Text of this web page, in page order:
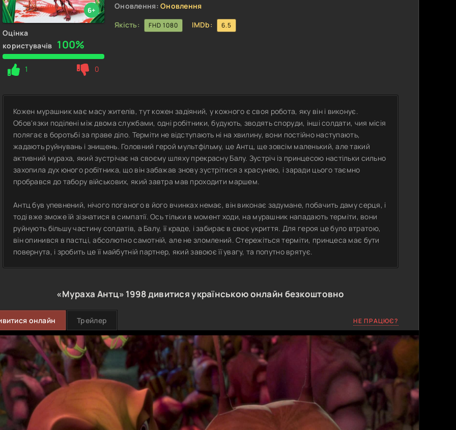
6+
Оцінка
користувачів 100%
1 0
Оновлення: Оновлення
Якість:
FHD 1080 IMDb: 6.5
Кожен мурашник має масу жителів, тут кожен задіяний, у кожного є своя робота, яку він і виконує.
Обов'язки поділені між двома службами, одні робітники, будують, зводять споруди, інші солдати, чия місія
полягає в боротьбі за праве діло. Терміти не відступають ні на хвилину, вони постійно наступають,
жадають руйнувань і знищень. Головний герой мультфільму, це Антц, ще зовсім маленький, але такий
активний мураха, який зустрічає на своєму шляху прекрасну Балу. Зустріч із принцесою настільки сильно
захопила дух юного робітника, що він забажав знову зустрітися з красунею, і заради цього таємно
пробрався до табору військових, який завтра мав проходити маршем.
Антц був упевнений, нічого поганого в його вчинках немає, він виконає задумане, побачить даму серця, і
тоді вже зможе їй зізнатися в симпатії. Ось тільки в момент ходи, на мурашник нападають терміти, вони
руйнують більшу частину солдатів, а Балу, її краде, і забирає в своє укриття. Для героя це було втратою,
він опинився в пастці, абсолютно самотній, але не зломлений. Стережіться терміти, принцеса має бути
повернута, і зробить це її майбутній партнер, який завоює її увагу, та попутно врятує.
«Мураха Антц» 1998дивитися українською онлайн безкоштовно
онлайн Трейлер НЕ ПРАЦЮЄ?